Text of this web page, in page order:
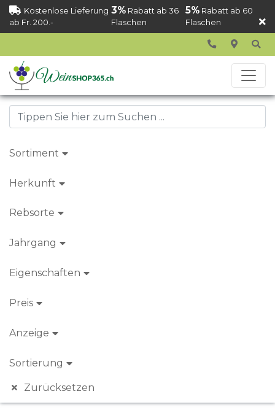
Kostenlose Lieferung
ab Fr. 200.-
3% Rabatt ab 36
Flaschen
5%Rabatt ab 60
Flaschen
Sortiment
Herkunft
Rebsorte
Jahrgang
Eigenschaften
Preis
Anzeige
Sortierung
Zurücksetzen